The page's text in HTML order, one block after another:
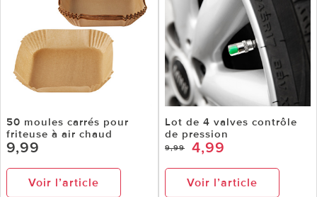
50 moules carrés pour
friteuse à air chaud
9,99
Voir l’article
Lot de 4 valves contrôle
de pression
9,99 4,99
Voir l’article